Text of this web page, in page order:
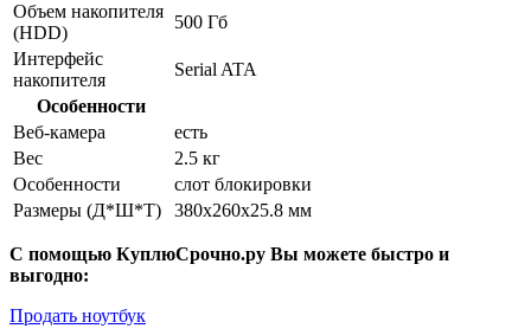
Объем накопителя
(HDD)
500 Гб
Интерфейс
накопителя
Serial ATA
Особенности
Веб-камера
есть
Вес
2.5 кг
Особенности
слот блокировки
Размеры (Д*Ш*Т)
380x260x25.8 мм
С помощью КуплюСрочно.ру Вы можете быстро и
выгодно:
Продать ноутбук